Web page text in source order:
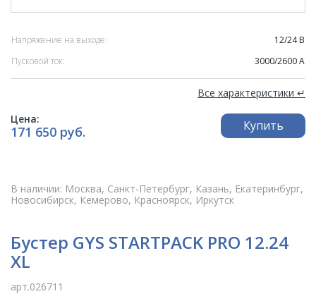
Напряжение на выходе:
12/24 В
Пусковой ток:
3000/2600 А
Все характеристики ↵
Цена:
171 650 руб. Купить
В наличии: Москва, Санкт-Петербург, Казань, Екатеринбург,
Новосибирск, Кемерово, Красноярск, Иркутск
Бустер GYS STARTPACK PRO 12.24
XL
арт.026711